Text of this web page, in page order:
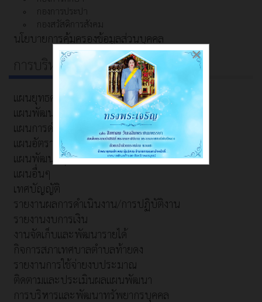
กองการประปา
กองสวัสดิการสังคม
นโยบายการคุ้มครองข้อมูลส่วนบุคคล
การบริหารงาน
แผนยุทธศาสตร์การพัฒนา
แผนพัฒนาท้องถิ่น
แผนการดำเนินงาน
แผนอัตรากำลัง
แผนพัฒนาบุคลากร
แผนอื่นๆ
เทศบัญญัติ
รายงานผลการดำเนินงาน/การปฏิบัติงาน
รายงานงบการเงิน
งานจัดเก็บและพัฒนารายได้
กิจการสภาเทศบาลตำบลท้ายดง
รายงานการใช้จ่ายงบประมาณ
ติดตามและประเมินผลแผนพัฒนา
การบริหารและพัฒนาทรัพยากรบุคคล
×